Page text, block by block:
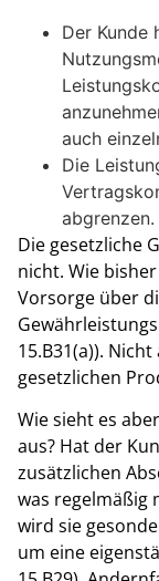
Der Kunde
auch
Die
abgrenzen.
Die gesetzliche
nicht. Wie
Vorsorge über
15.B31(a)).
gesetzlichen
Wie sieht es
aus? Hat der
zusätzlichen
was regelmäßig
wird sie
um eine